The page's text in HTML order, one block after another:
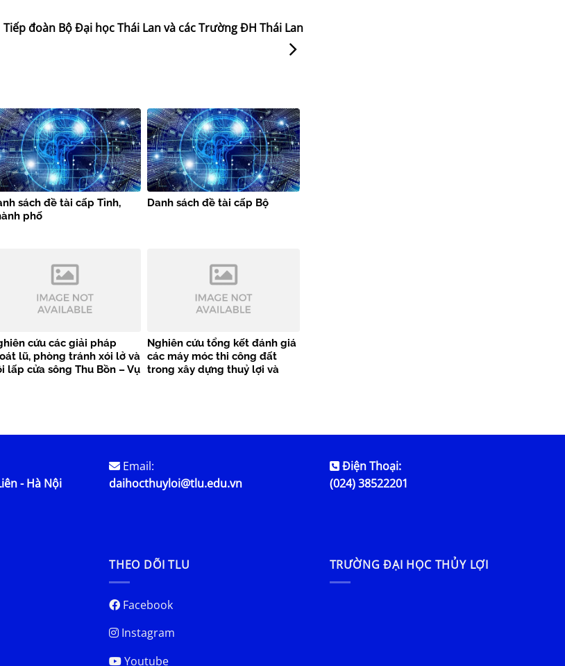
Tiếp đoàn Bộ Đại học Thái Lan và các Trường ĐH Thái Lan
sách đề tài cấp Tỉnh,
phố
Danh sách đề tài cấp Bộ
cứu các giải pháp
lũ, phòng tránh xói lở và
lấp cửa sông Thu Bồn – Vụ
Nghiên cứu tổng kết đánh giá
các máy móc thi công đất
trong xây dựng thuỷ lợi và
- Hà Nội
Email:
daihocthuyloi@tlu.edu.vn
Điện Thoại:
(024) 38522201
THEO DÕI TLU
Facebook
Instagram
Youtube
TRƯỜNG ĐẠI HỌC THỦY LỢI